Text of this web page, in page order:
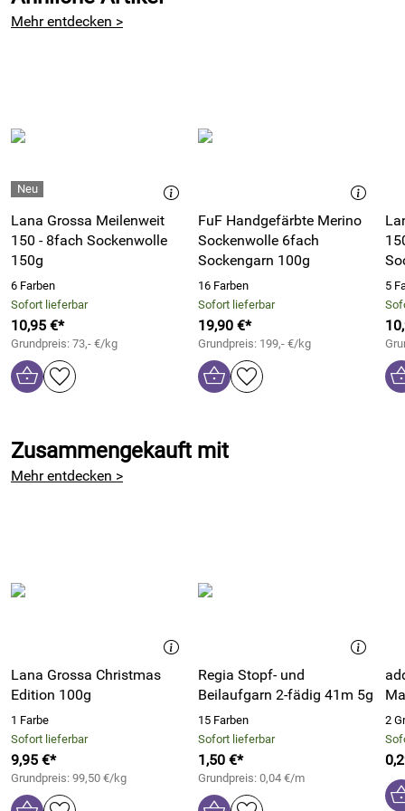
Hersteller: LANA GROSSA GmbH, Ingolstädter Straße 86,
Mehr entdecken >
Lana Grossa Meilenweit
150 - 8fach Sockenwolle
150g
6 Farben
Sofort lieferbar
10,95 €*
Grundpreis: 73,- €/kg
FuF Handgefärbte Merino
Sockenwolle 6fach
Sockengarn 100g
16 Farben
Sofort lieferbar
19,90 €*
Grundpreis: 199,- €/kg
5
Zusammengekauft mit
Mehr entdecken >
Lana Grossa Christmas
Edition 100g
1 Farbe
Sofort lieferbar
9,95 €*
Grundpreis: 99,50 €/kg
Regia Stopf- und
Beilaufgarn 2-fädig 41m 5g
15 Farben
Sofort lieferbar
1,50 €*
Grundpreis: 0,04 €/m
2